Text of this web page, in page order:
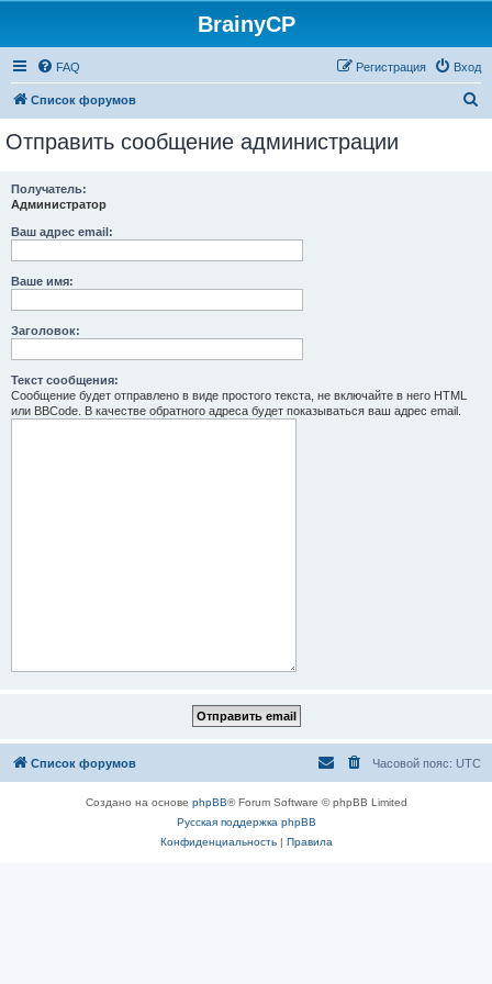
BrainyCP
FAQ Вход
Регистрация
Список форумов
Отправить сообщение администрации
Получатель:
Администратор
Ваш адрес email:
Ваше имя:
Заголовок:
Текст сообщения:
Сообщение будет отправлено в виде простого текста, не включайте в него HTML
или BBCode. В качестве обратного адреса будет показываться ваш адрес email.
Список форумов Часовой пояс: UTC
Создано на основе phpBB® Forum Software © phpBB Limited
Русская поддержка phpBB
Конфиденциальность| Правила